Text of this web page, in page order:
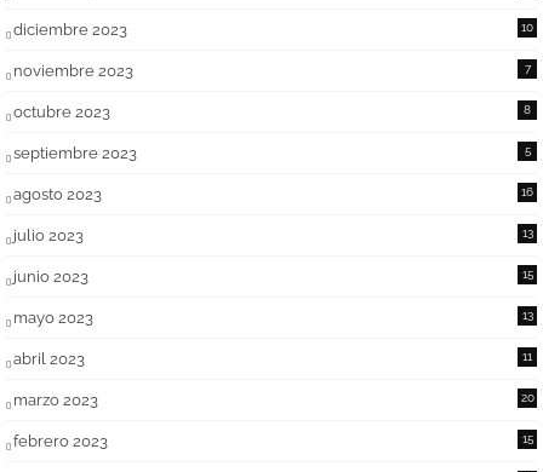
diciembre 2023 10
noviembre 2023 7
octubre 2023 8
septiembre 2023 5
agosto 2023 16
julio 2023 13
junio 2023 15
mayo 2023 13
abril 2023 11
marzo 2023 20
febrero 2023 15